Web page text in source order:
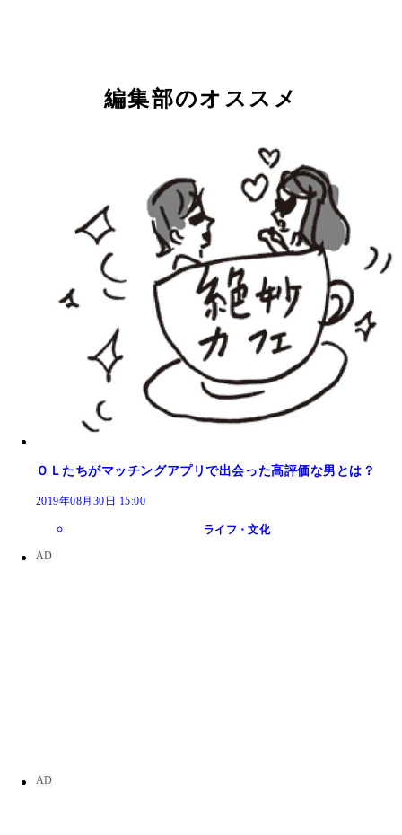
編集部のオススメ
ＯＬたちがマッチングアプリで出会った高評価な男とは？
2019年08月30日 15:00
ライフ・文化